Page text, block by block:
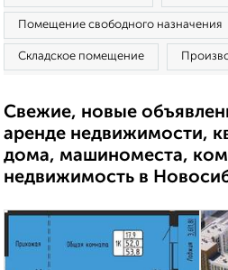
Помещение свободного назначения
Складское помещение
Свежие, новые
аренде недвижимости,
дома, машиноместа,
недвижимость в